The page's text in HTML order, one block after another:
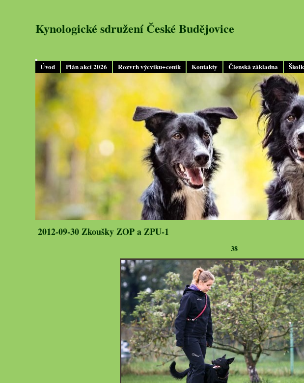
Úvod Plán akcí 2026 Rozvrh výcviku+ceník Kontakty Členská základna
Kynologické sdružení České Budějovice
2012-09-30 Zkoušky ZOP a ZPU-1
38